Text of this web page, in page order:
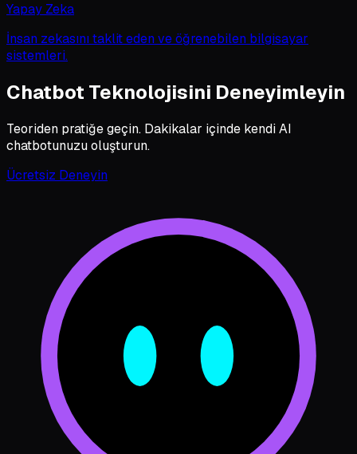
Yapay Zeka
İnsan zekasını taklit eden ve öğrenebilen bilgisayar
sistemleri.
Chatbot Teknolojisini Deneyimleyin
Teoriden pratiğe geçin. Dakikalar içinde kendi AI
chatbotunuzu oluşturun.
Ücretsiz Deneyin